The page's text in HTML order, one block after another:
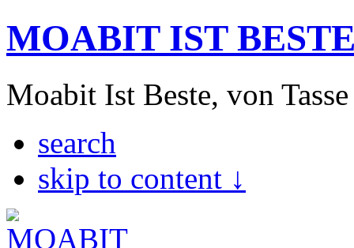
MOABIT IST
Moabit Ist Beste, von
search
skip to content ↓